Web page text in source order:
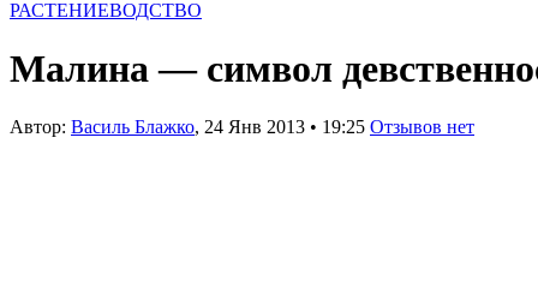
РАСТЕНИЕВОДСТВО
Малина — символ
Автор: Василь Блажко, 24 Янв 2013 • 19:25 Отзывов нет